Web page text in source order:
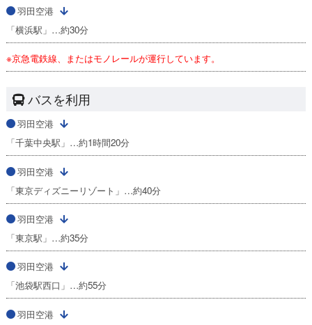
羽田空港
「横浜駅」…約30分
※京急電鉄線、またはモノレールが運行しています。
バスを利用
羽田空港
「千葉中央駅」…約1時間20分
羽田空港
「東京ディズニーリゾート」…約40分
羽田空港
「東京駅」…約35分
羽田空港
「池袋駅西口」…約55分
羽田空港